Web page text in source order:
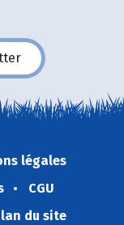
légales
CGU
du site